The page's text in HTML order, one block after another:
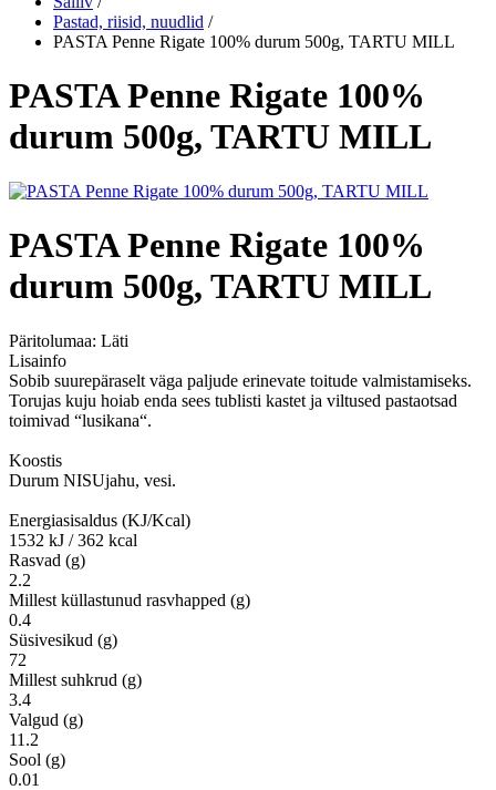
Pastad, riisid, nuudlid /
PASTA Penne Rigate 100% durum 500g, TARTU MILL
PASTA Penne Rigate 100%
durum 500g, TARTU MILL
PASTA Penne Rigate 100%
durum 500g, TARTU MILL
Päritolumaa: Läti
Lisainfo
Sobib suurepäraselt väga paljude erinevate toitude valmistamiseks.
Torujas kuju hoiab enda sees tublisti kastet ja viltused pastaotsad
toimivad “lusikana“.
Koostis
Durum NISUjahu, vesi.
Energiasisaldus (KJ/Kcal)
1532 kJ / 362 kcal
Rasvad (g)
2.2
Millest küllastunud rasvhapped (g)
0.4
Süsivesikud (g)
72
Millest suhkrud (g)
3.4
Valgud (g)
11.2
Sool (g)
0.01